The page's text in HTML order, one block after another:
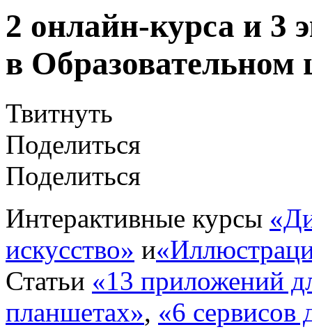
2 онлайн-курса и 3
в Образовательном
Твитнуть
Поделиться
Поделиться
Интерактивные курсы
искусство» и
Статьи «13 приложений
планшетах», «6 сервисов